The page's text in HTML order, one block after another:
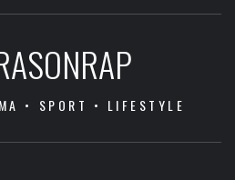
• SPORT • LIFESTYLE